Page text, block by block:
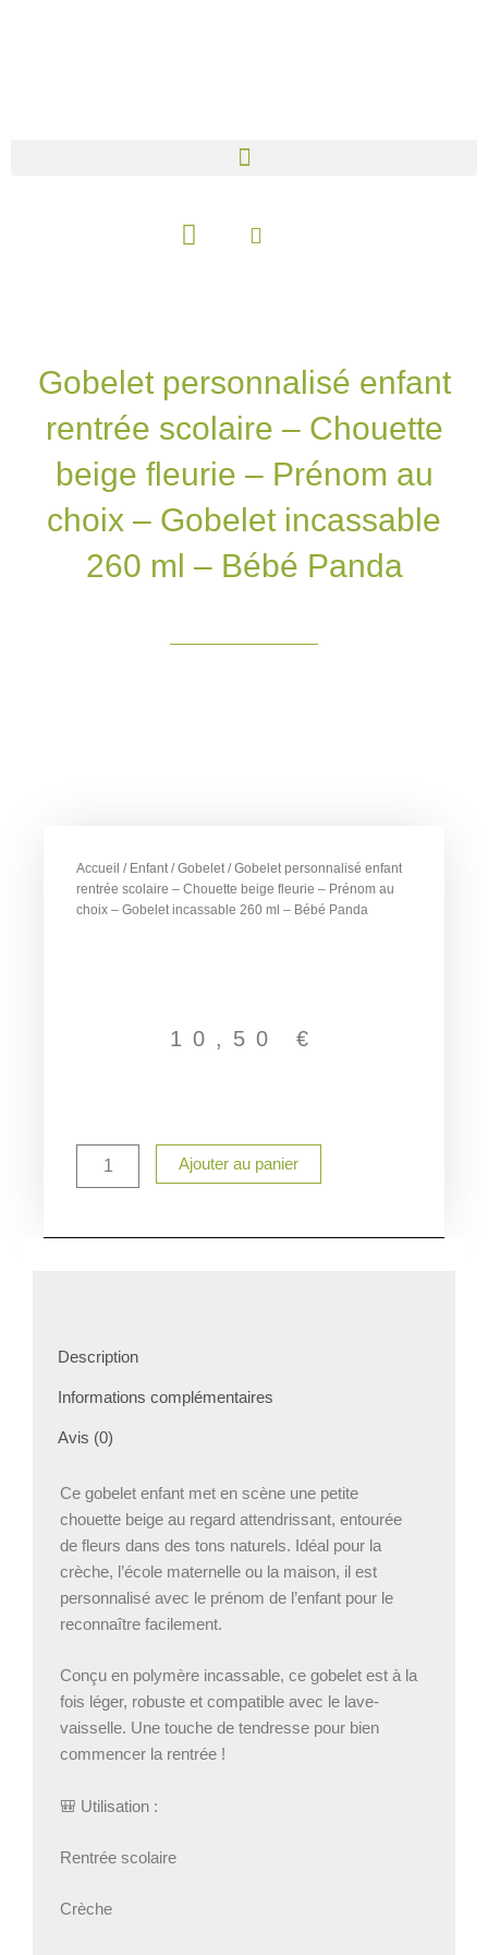
Panier
Gobelet personnalisé enfant
rentrée scolaire – Chouette
beige fleurie – Prénom au
choix – Gobelet incassable
260 ml – Bébé Panda
Accueil / Enfant/Gobelet/ Gobelet personnalisé enfant
rentrée scolaire – Chouette beige fleurie – Prénom au
choix – Gobelet incassable 260 ml – Bébé Panda
10,50 €
enfant
beige
fleurie
–
au
Gobelet
incassable
260
ml
Panda
Ajouter au panier
Description
Informations complémentaires
Avis (0)
Ce gobelet enfant met en scène une petite
chouette beige au regard attendrissant, entourée
de fleurs dans des tons naturels. Idéal pour la
crèche, l’école maternelle ou la maison, il est
personnalisé avec le prénom de l’enfant pour le
reconnaître facilement.
Conçu en polymère incassable, ce gobelet est à la
fois léger, robuste et compatible avec le lave-
vaisselle. Une touche de tendresse pour bien
commencer la rentrée !
🎒 Utilisation :
Rentrée scolaire
Crèche